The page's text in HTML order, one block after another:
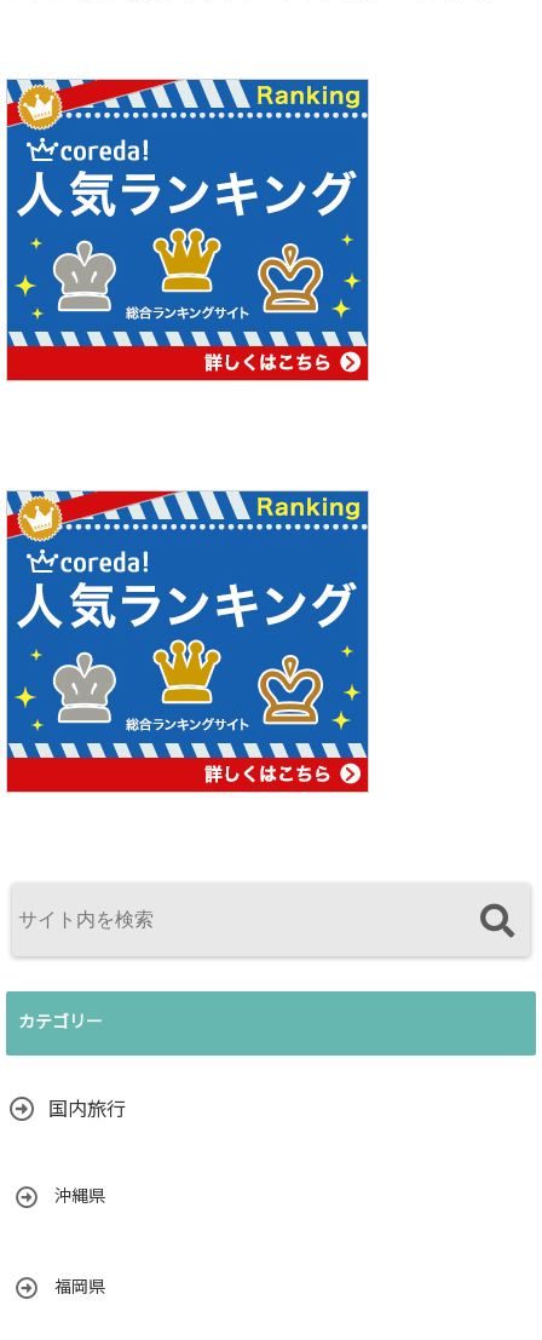
カテゴリー
国内旅行
沖縄県
福岡県